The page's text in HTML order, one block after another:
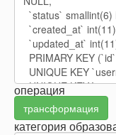
операция
трансформация
категория